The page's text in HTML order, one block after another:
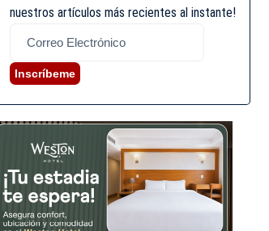
nuestros artículos más recientes al instante!
Inscríbeme